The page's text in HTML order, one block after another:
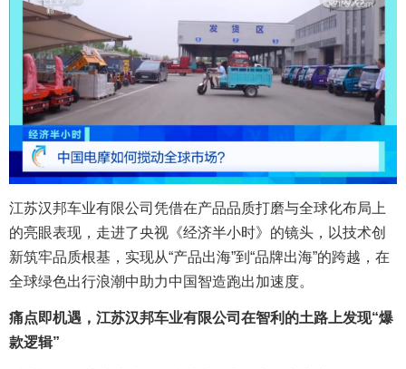
江苏汉邦车业有限公司凭借在产品品质打磨与全球化布局上
的亮眼表现，走进了央视《经济半小时》的镜头，以技术创
新筑牢品质根基，实现从“产品出海”到“品牌出海”的跨越，在
全球绿色出行浪潮中助力中国智造跑出加速度。
痛点即机遇， 江苏汉邦车业有限公司 在智利的土路上发现“爆
款逻辑”